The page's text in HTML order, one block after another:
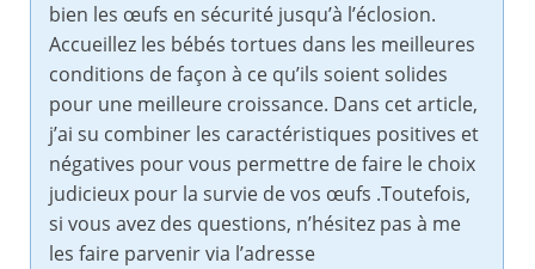
bien les œufs en sécurité jusqu’à l’éclosion.
Accueillez les bébés tortues dans les meilleures
conditions de façon à ce qu’ils soient solides
pour une meilleure croissance. Dans cet article,
j’ai su combiner les caractéristiques positives et
négatives pour vous permettre de faire le choix
judicieux pour la survie de vos œufs .Toutefois,
si vous avez des questions, n’hésitez pas à me
les faire parvenir via l’adresse